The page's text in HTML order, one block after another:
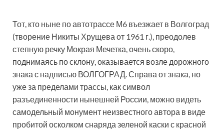
Тот, кто ныне по автотрассе М6 въезжает в Волгоград
(творение Никиты Хрущева от 1961 г.), преодолев
степную речку Мокрая Мечетка, очень скоро,
поднимаясь по склону, оказывается возле дорожного
знака с надписью ВОЛГОГРАД. Справа от знака, но
уже за пределами трассы, как символ
разъединенности нынешней России, можно видеть
самодельный монумент неизвестного автора в виде
пробитой осколком снаряда зеленой каски с красной